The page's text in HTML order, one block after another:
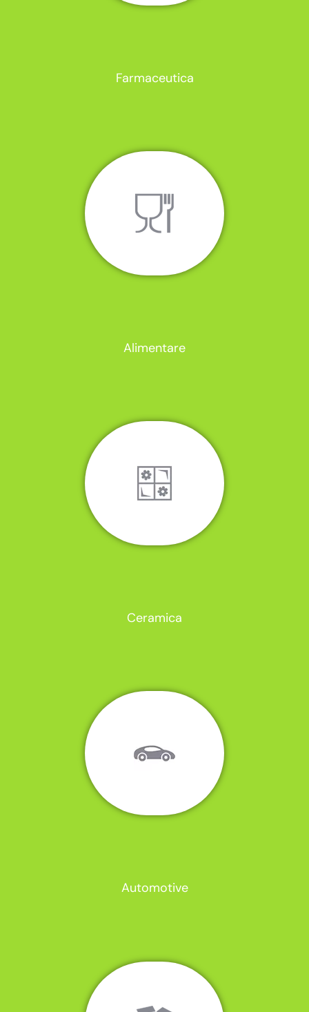
Farmaceutica
Alimentare
Ceramica
Automotive